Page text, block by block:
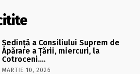
Şedinţă a Consiliului Suprem de
Apărare a Ţării, miercuri, la
Cotroceni….
MARTIE 10, 2026